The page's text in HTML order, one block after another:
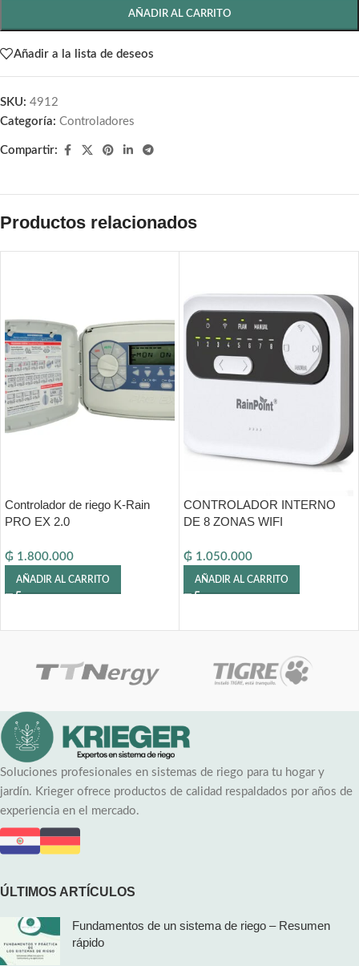
AÑADIR AL CARRITO
Añadir a la lista de deseos
SKU: 4912
Categoría: Controladores
Compartir:
Productos relacionados
Controlador de riego K-Rain
PRO EX 2.0
₲ 1.800.000
AÑADIR AL CARRITO
CONTROLADOR INTERNO
DE 8 ZONAS WIFI
₲ 1.050.000
AÑADIR AL CARRITO
Soluciones profesionales en sistemas de riego para tu hogar y
jardín. Krieger ofrece productos de calidad respaldados por años de
experiencia en el mercado.
ÚLTIMOS ARTÍCULOS
Fundamentos de un sistema de riego – Resumen
rápido